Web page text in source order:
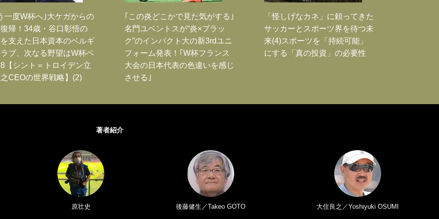
一度W杯へ｣大ケガからの
帰！34歳・谷口彰悟の
支えた日本資本のベルギ
ブ、次なる野望はW杯ベ
【シント＝トロイデン立
CEOの世界戦略】(2)
｢この炎どこかで見た気がする｣
名門ユベントスが“炎×ブラッ
ク”のインパクト大の新3rdユニ
フォーム発表！｢W杯フランス
大会の日本代表の色違いを感じ
させる｣
「怪しげなカネ」に頼ってきた
サッカーとスポーツ界を待つ未
来(4)スポーツを「持続可能」
にする「真の投資」の必要性
著者紹介
原壮史 後藤健生／Takeo GOTO 大住良之／Yoshiyuki OSUMI